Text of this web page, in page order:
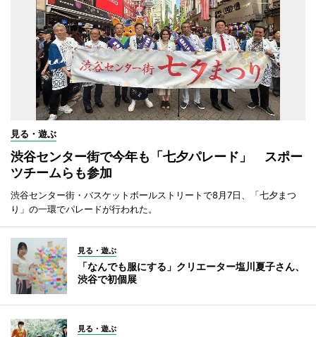
見る・遊ぶ
渋谷センター街で今年も「七夕パレード」 スポー
ツチームらも参加
渋谷センター街・バスケットボールストリートで8月7日、「七夕まつ
り」の一環でパレードが行われた。
見る・遊ぶ
「なんでも服にする」クリエーター塩川夏子さん、
渋谷で初個展
見る・遊ぶ